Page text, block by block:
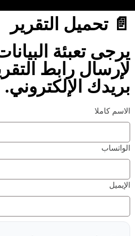
📄 تحميل التقرير
يرجى تعبئة
لإرسال رابط
بريدك الإلكتروني.
الاسم كاملا
الواتساب
الإيميل